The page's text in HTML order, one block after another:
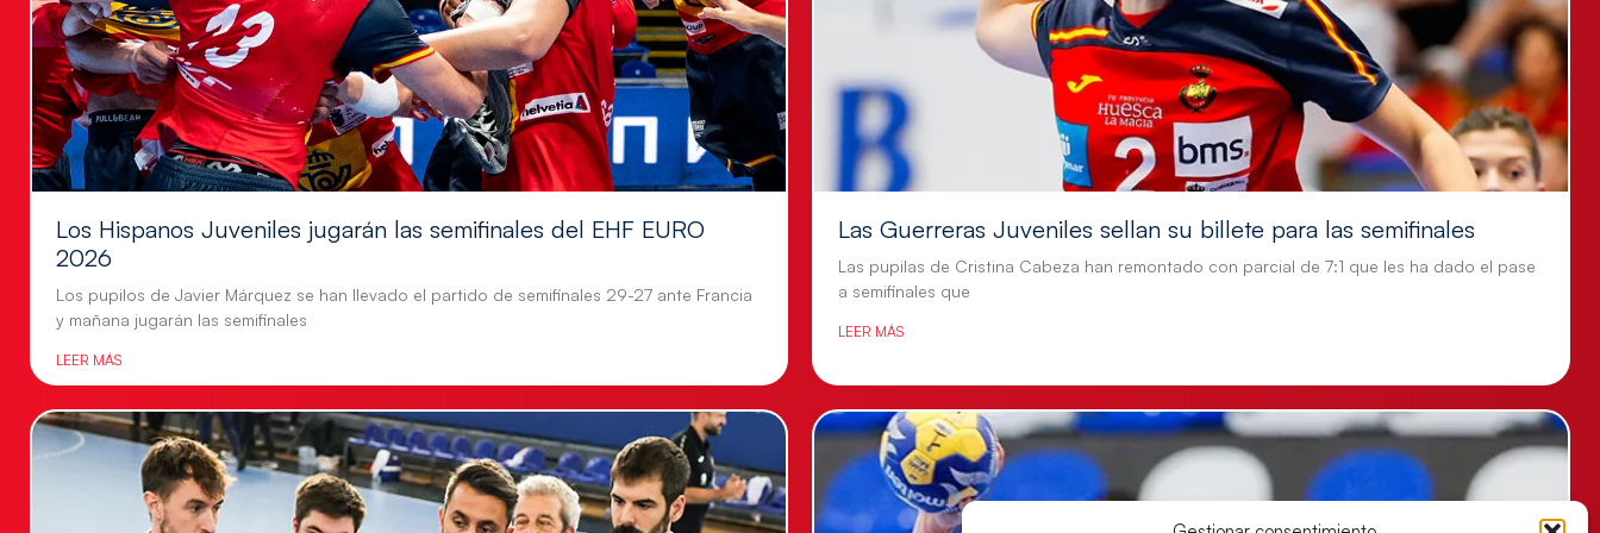
Los Hispanos Juveniles jugarán las semifinales del EHF EURO
2026
Los pupilos de Javier Márquez se han llevado el partido de semifinales 29-27 ante Francia
y mañana jugarán las semifinales
LEER MÁS
Las Guerreras Juveniles sellan su billete para las semifinales
Las pupilas de Cristina Cabeza han remontado con parcial de 7:1 que les ha dado el pase
a semifinales que
LEER MÁS